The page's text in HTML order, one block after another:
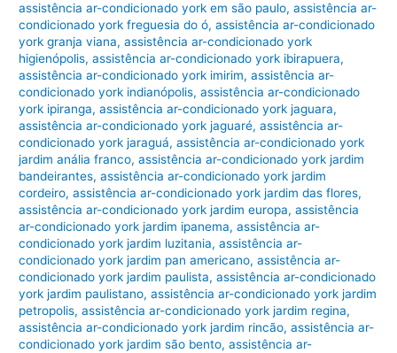
assistência ar-condicionado york em são paulo,assistência ar-
condicionado york freguesia do ó,assistência ar-condicionado
york granja viana,assistência ar-condicionado york
higienópolis,assistência ar-condicionado york ibirapuera,
assistência ar-condicionado york imirim,assistência ar-
condicionado york indianópolis,assistência ar-condicionado
york ipiranga,assistência ar-condicionado york jaguara,
assistência ar-condicionado york jaguaré,assistência ar-
condicionado york jaraguá,assistência ar-condicionado york
jardim anália franco,assistência ar-condicionado york jardim
bandeirantes,assistência ar-condicionado york jardim
cordeiro,assistência ar-condicionado york jardim das flores,
assistência ar-condicionado york jardim europa,assistência
ar-condicionado york jardim ipanema,assistência ar-
condicionado york jardim luzitania,assistência ar-
condicionado york jardim pan americano,assistência ar-
condicionado york jardim paulista,assistência ar-condicionado
york jardim paulistano,assistência ar-condicionado york jardim
petropolis,assistência ar-condicionado york jardim regina,
assistência ar-condicionado york jardim rincão,assistência ar-
condicionado york jardim são bento,assistência ar-